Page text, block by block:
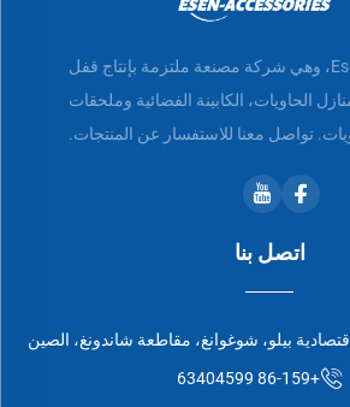
مرحبًا بك في Esen، وهي شركة مصنعة ملتزمة بإنتاج قفل
الحاويات، الكابينة الفضائية وملحقات
تواصل معنا للاستفسار عن المنتجات.
اتصل بنا
بيلو، شوغوانغ، مقاطعة شاندونغ، الصين
+86-159 63404599